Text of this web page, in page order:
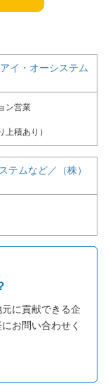
イ・オーシステム
ン営業
上積あり）
テムなど／（株）
に貢献できる企
お問い合わせく